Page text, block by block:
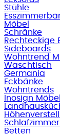
Stühle
Möbel
Schränke
Rechteckige
Sideboards
Wohntrend
Waschtisch
Germania
Eckbänke
Wohntrends
Inosign Möbel
Betten